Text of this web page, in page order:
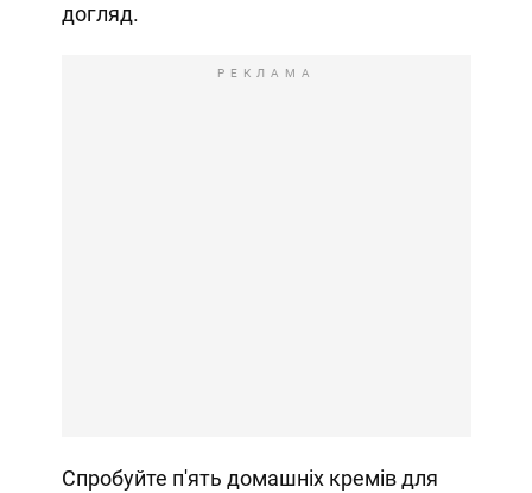
догляд.
РЕКЛАМА
Спробуйте п'ять домашніх кремів для